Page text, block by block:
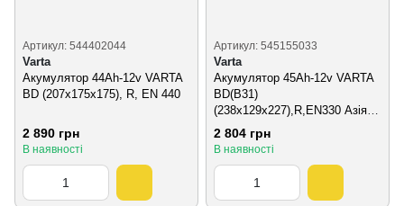
Артикул: 544402044
Varta
Акумулятор 44Ah-12v VARTA
BD (207х175х175), R, EN 440
2 890 грн
В наявності
Артикул: 545155033
Varta
Акумулятор 45Ah-12v VARTA
BD(B31)
(238х129х227),R,EN330 Азія
тонкі клеми
2 804 грн
В наявності